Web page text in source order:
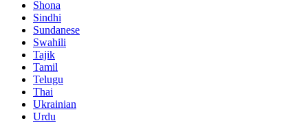
Shona
Sindhi
Sundanese
Swahili
Tajik
Tamil
Telugu
Thai
Ukrainian
Urdu